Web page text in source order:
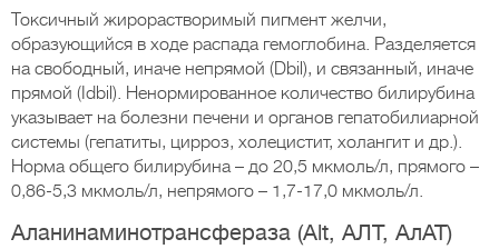
Токсичный жирорастворимый пигмент желчи,
образующийся в ходе распада гемоглобина. Разделяется
на свободный, иначе непрямой (Dbil), и связанный, иначе
прямой (Idbil). Ненормированное количество билирубина
указывает на болезни печени и органов гепатобилиарной
системы (гепатиты, цирроз, холецистит, холангит и др.).
Норма общего билирубина – до 20,5 мкмоль/л, прямого –
0,86-5,3 мкмоль/л, непрямого – 1,7-17,0 мкмоль/л.
Аланинаминотрансфераза (Alt, АЛТ, АлАТ)